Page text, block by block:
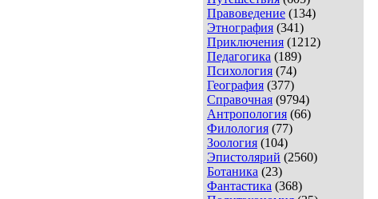
Правоведение (134)
Этнография (341)
Приключения (1212)
Педагогика (189)
Психология (74)
География (377)
Справочная (9794)
Антропология (66)
Филология (77)
Зоология (104)
Эпистолярий (2560)
Ботаника (23)
Фантастика (368)